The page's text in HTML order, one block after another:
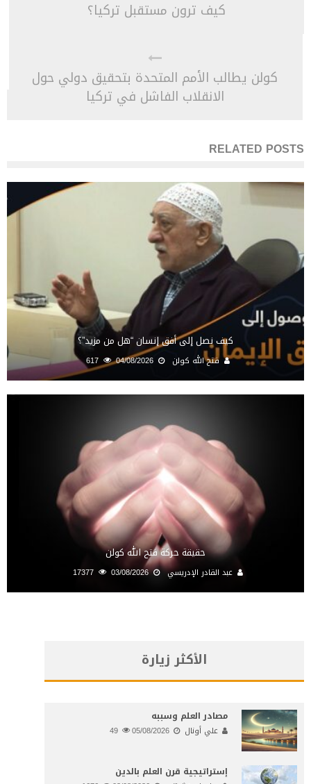
كيف ترون مستقبل تركيا؟
كولن يطالب الأمم المتحدة بتحقيق دولي حول
الانقلاب الفاشل في تركيا
RELATED POSTS
كيف نصل إلى أفق إنسان “هل من مزيد”؟
فتح الله كولن 04/08/2026
حقيقة حركة فتح الله كولن
عبد القادر الإدريسي 03/08/2026
الأكثر زيارة
مصادر العلم وسببه
علي أونال 05/08/2026
إستراتيجية قرن العلم بالدين